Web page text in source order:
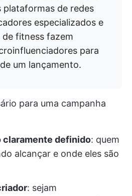
plataformas de redes
especializados e
fitness fazem
para
um lançamento.
para uma campanha
claramente definido: quem
alcançar e onde eles são
: sejam